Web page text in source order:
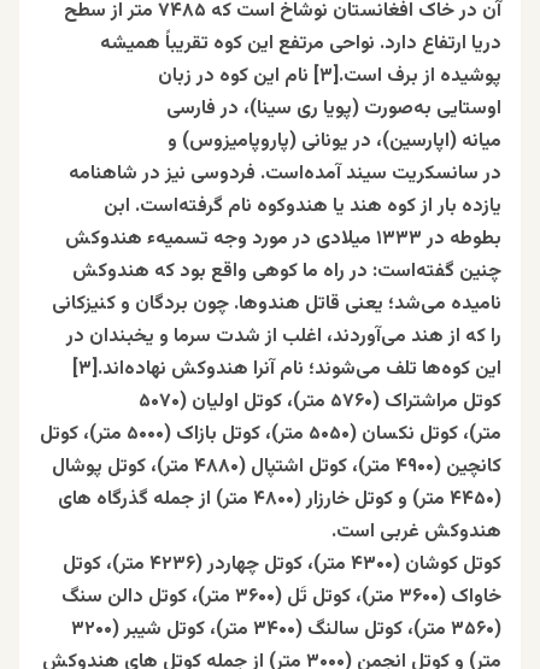
آن در خاک افغانستان نوشاخ است که ۷۴۸۵ متر از سطح
دریا ارتفاع دارد. نواحی مرتفع این کوه تقریباً همیشه
پوشیده از برف است.[۳]
نام این کوه در زبان
اوستایی به‌صورت (پویا ری سینا)، در فارسی
میانه (اپارسین)، در یونانی (پاروپامیزوس) و
در سانسکریت سیند آمده‌است. فردوسی نیز در شاهنامه
یازده بار از کوه هند یا هندوکوه نام گرفته‌است. ابن
بطوطه در ۱۳۳۳ میلادی در مورد وجه تسمیهء هندوکش
چنین گفته‌است: در راه ما کوهی واقع بود که هندوکش
نامیده می‌شد؛ یعنی قاتل هندوها. چون بردگان و کنیزکانی
را که از هند می‌آوردند، اغلب از شدت سرما و یخبندان در
این کوه‌ها تلف می‌شوند؛ نام آنرا هندوکش نهاده‌اند.[۳]
کوتل مراشتراک (۵۷۶۰ متر)، کوتل اولیان (۵۰۷۰
متر)، کوتل نکسان (۵۰۵۰ متر)، کوتل بازاک (۵۰۰۰ متر)، کوتل
کانچین (۴۹۰۰ متر)، کوتل اشتپال (۴۸۸۰ متر)، کوتل پوشال
(۴۴۵۰ متر) و کوتل خارزار (۴۸۰۰ متر) از جمله گذرگاه های
هندوکش غربی است.
کوتل کوشان (۴۳۰۰ متر)، کوتل چهاردر (۴۲۳۶ متر)، کوتل
خاواک (۳۶۰۰ متر)، کوتل تَل (۳۶۰۰ متر)، کوتل دالن سنگ
(۳۵۶۰ متر)، کوتل سالنگ (۳۴۰۰ متر)، کوتل شیبر (۳۲۰۰
متر) و کوتل انجمن (۳۰۰۰ متر
) از جمله کوتل های هندوکش